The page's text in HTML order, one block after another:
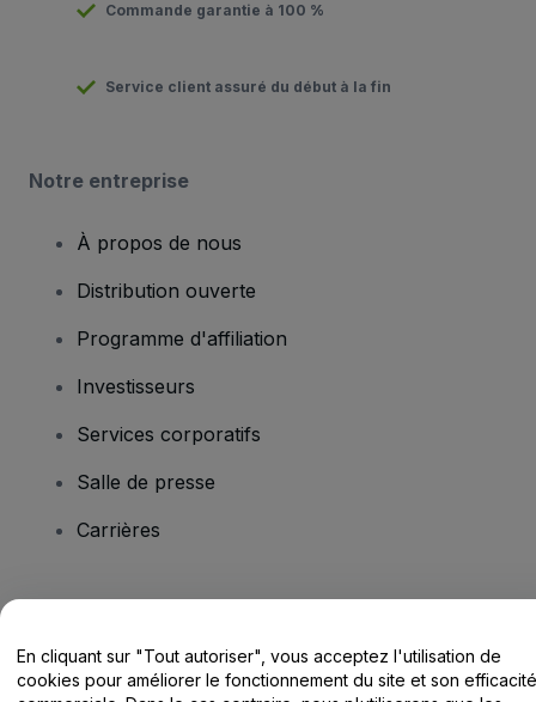
Commande garantie à 100 %
Service client assuré du début à la fin
Notre entreprise
À propos de nous
Distribution ouverte
Programme d'affiliation
Investisseurs
Services corporatifs
Salle de presse
Carrières
Centre d'assistance / Nous contacter
En cliquant sur "Tout autoriser", vous acceptez l'utilisation de
cookies pour améliorer le fonctionnement du site et son efficacité